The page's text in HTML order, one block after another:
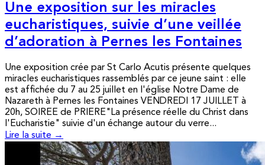
Une exposition sur les miracles
eucharistiques, suivie d’une veillée
d’adoration à Pernes les Fontaines
Une exposition crée par St Carlo Acutis présente quelques
miracles eucharistiques rassemblés par ce jeune saint : elle
est affichée du 7 au 25 juillet en l'église Notre Dame de
Nazareth à Pernes les Fontaines VENDREDI 17 JUILLET à
20h, SOIREE de PRIERE"La présence réelle du Christ dans
l'Eucharistie" suivie d'un échange autour du verre...
Lire la suite →